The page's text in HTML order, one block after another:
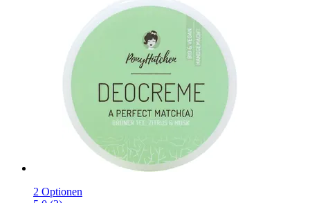
2 Optionen